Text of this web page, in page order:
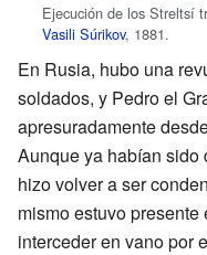
Ejecución de los Streltsí
Vasili Súrikov, 1881.
En Rusia, hubo una
soldados, y Pedro el
apresuradamente
Aunque ya habían sido
hizo volver a ser
mismo estuvo
interceder en vano por